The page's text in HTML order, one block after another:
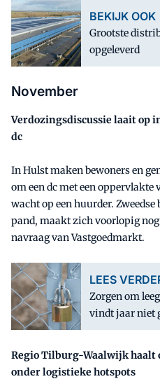
BEKIJK OOK
Grootste
opgeleverd
November
Verdozingsdiscussie laait op
dc
In Hulst maken bewoners en
om een dc met een oppervlakte
wacht op een huurder. Zweedse
pand, maakt zich voorlopig
navraag van Vastgoedmarkt.
LEES
Zorgen om
vindt jaar niet
Regio Tilburg-Waalwijk haalt
onder logistieke hotspots